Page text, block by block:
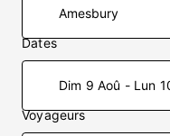
Dates
Dim 9 Aoû - Lun
Voyageurs